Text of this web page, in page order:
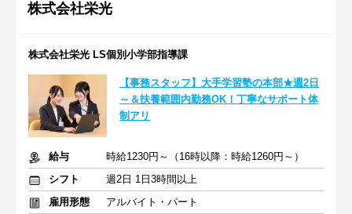
株式会社栄光
株式会社栄光 LS個別小学部指導課
【事務スタッフ】大手学習塾の本部★週2日
～＆扶養範囲内勤務OK！丁寧なサポート体
制アリ
給与
時給1230円～（16時以降：時給1260円～）
シフト
週2日 1日3時間以上
雇用形態
アルバイト・パート